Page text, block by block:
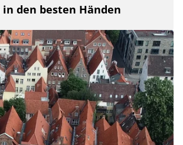
den besten Händen